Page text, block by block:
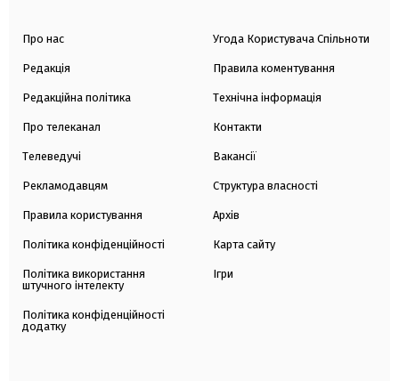
Про нас
Редакція
Редакційна політика
Про телеканал
Телеведучі
Рекламодавцям
Правила користування
Політика конфіденційності
Політика використання
штучного інтелекту
Політика конфіденційності
додатку
Угода Користувача Спільноти
Правила коментування
Технічна інформація
Контакти
Вакансії
Структура власності
Архів
Карта сайту
Ігри